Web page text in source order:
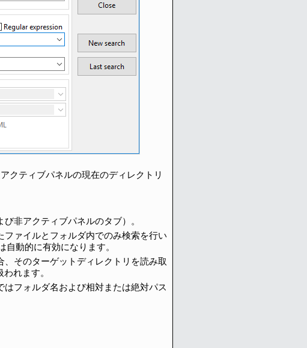
クティブパネルの現在のディレクトリ
非アクティブパネルのタブ）。
ァイルとフォルダ内でのみ検索を行い
動的に有効になります。
そのターゲットディレクトリを読み取
れます。
フォルダ名および相対または絶対パス